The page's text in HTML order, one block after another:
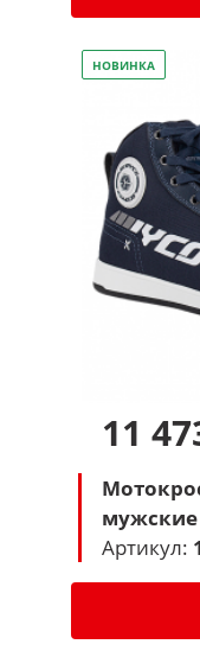
НОВИНКА
11
Артикул: